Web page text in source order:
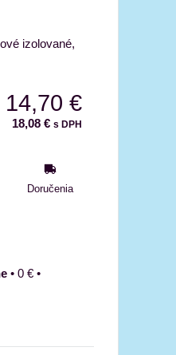
izolované,
14,70 €
18,08 € s DPH
Doručenia
• 0 € •